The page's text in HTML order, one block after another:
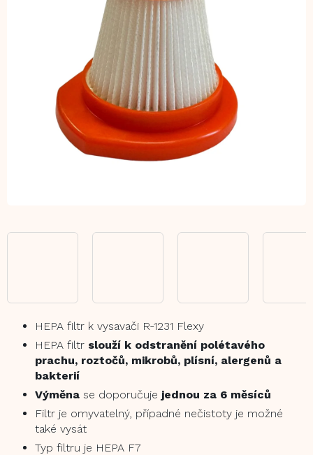
HEPA filtr k vysavači R-1231 Flexy
HEPA filtr slouží k odstranění polétavého
prachu, roztočů, mikrobů, plísní, alergenů a
bakterií
Výměna se doporučuje jednou za 6 měsíců
Filtr je omyvatelný, případné nečistoty je možné
také vysát
Typ filtru je HEPA F7